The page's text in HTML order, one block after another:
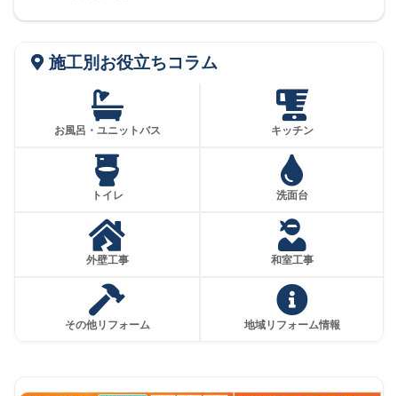
施工別お役立ちコラム
お風呂・ユニットバス キッチン
トイレ 洗面台
外壁工事 和室工事
その他リフォーム 地域リフォーム情報